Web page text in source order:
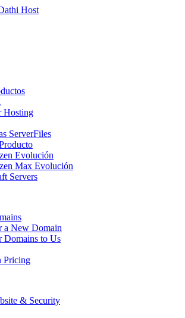
Hosting
ServerFiles
Evolución
Max Evolución
Servers
a New Domain
Domains to Us
Pricing
& Security